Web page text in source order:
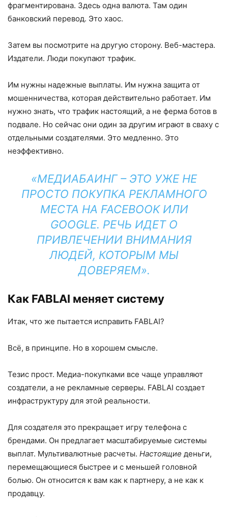
фрагментирована. Здесь одна валюта. Там один
банковский перевод. Это хаос.
Затем вы посмотрите на другую сторону. Веб-мастера.
Издатели. Люди покупают трафик.
Им нужны надежные выплаты. Им нужна защита от
мошенничества, которая действительно работает. Им
нужно знать, что трафик настоящий, а не ферма ботов в
подвале. Но сейчас они один за другим играют в сваху с
отдельными создателями. Это медленно. Это
неэффективно.
«МЕДИАБАИНГ – ЭТО УЖЕ НЕ
ПРОСТО ПОКУПКА РЕКЛАМНОГО
МЕСТА НА FACEBOOK ИЛИ
GOOGLE. РЕЧЬ ИДЕТ О
ПРИВЛЕЧЕНИИ ВНИМАНИЯ
ЛЮДЕЙ, КОТОРЫМ МЫ
ДОВЕРЯЕМ».
Как FABLAI меняет систему
Итак, что же пытается исправить FABLAI?
Всё, в принципе. Но в хорошем смысле.
Тезис прост. Медиа-покупками все чаще управляют
создатели, а не рекламные серверы. FABLAI создает
инфраструктуру для этой реальности.
Для создателя это прекращает игру телефона с
брендами. Он предлагает масштабируемые системы
выплат. Мультивалютные расчеты. Настоящие деньги,
перемещающиеся быстрее и с меньшей головной
болью. Он относится к вам как к партнеру, а не как к
продавцу.